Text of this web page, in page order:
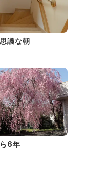
議な朝
6年